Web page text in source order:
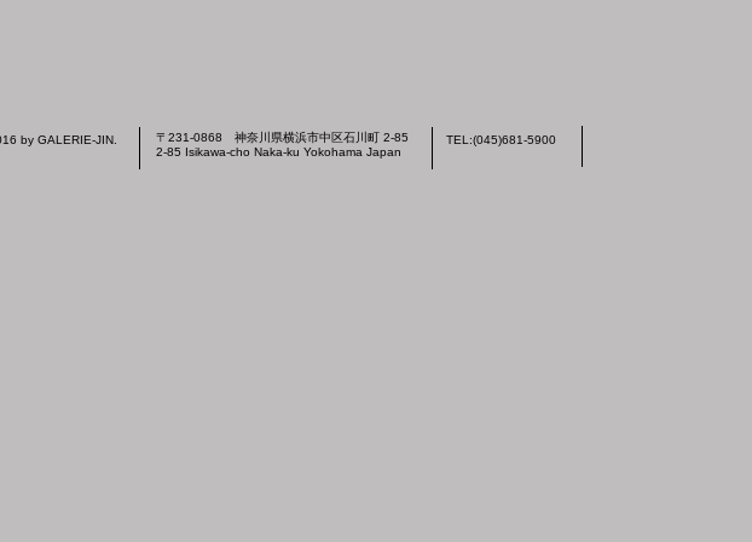
by GALERIE-JIN.
〒231-0868 神奈川県横浜市中区石川町 2-85
2-85 Isikawa-cho Naka-ku Yokohama Japan
TEL:(045)681-5900